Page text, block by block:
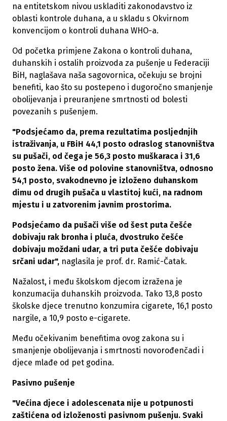
na entitetskom nivou uskladiti zakonodavstvo iz
oblasti kontrole duhana, a u skladu s Okvirnom
konvencijom o kontroli duhana WHO-a.
Od početka primjene Zakona o kontroli duhana,
duhanskih i ostalih proizvoda za pušenje u Federaciji
BiH, naglašava naša sagovornica, očekuju se brojni
benefiti, kao što su postepeno i dugoročno smanjenje
obolijevanja i preuranjene smrtnosti od bolesti
povezanih s pušenjem.
"Podsjećamo da, prema rezultatima posljednjih
istraživanja, u FBiH 44,1 posto odraslog stanovništva
su pušači, od čega je 56,3 posto muškaraca i 31,6
posto žena. Više od polovine stanovništva, odnosno
54,1 posto, svakodnevno je izloženo duhanskom
dimu od drugih pušača u vlastitoj kući, na radnom
mjestu i u zatvorenim javnim prostorima.
Podsjećamo da pušači više od šest puta češće
dobivaju rak bronha i pluća, dvostruko češće
dobivaju moždani udar, a tri puta češće dobivaju
srčani udar", naglasila je prof. dr. Ramić-Čatak.
Nažalost, i među školskom djecom izražena je
konzumacija duhanskih proizvoda. Tako 13,8 posto
školske djece trenutno konzumira cigarete, 16,1 posto
nargile, a 10,9 posto e-cigarete.
Među očekivanim benefitima ovog zakona su i
smanjenje obolijevanja i smrtnosti novorođenčadi i
djece mlađe od pet godina.
Pasivno pušenje
"Većina djece i adolescenata nije u potpunosti
zaštićena od izloženosti pasivnom pušenju. Svaki